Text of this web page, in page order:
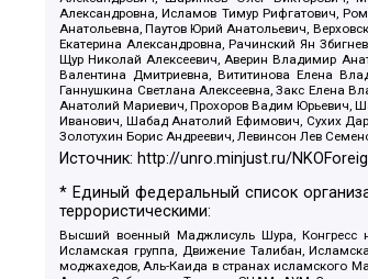
Александровна, Исламов Тимур Рифгатович,
Анатольевна, Паутов Юрий Анатольевич,
Екатерина Александровна, Рачинский Ян
Щур Николай Алексеевич, Аверин Владимир
Валентина Дмитриевна, Вититинова Елена
Ганнушкина Светлана Алексеевна, Закс Елена
Анатолий Мариевич, Прохоров Вадим Юрьевич,
Иванович, Шабад Анатолий Ефимович, Сухих
Золотухин Борис Андреевич, Левинсон Лев
Источник: http://unro.minjust.ru/
* Единый федеральный список
террористическими:
Высший военный Маджлисуль Шура, Конгресс
Исламская группа, Движение Талибан,
моджахедов, Аль-Каида в странах исламского